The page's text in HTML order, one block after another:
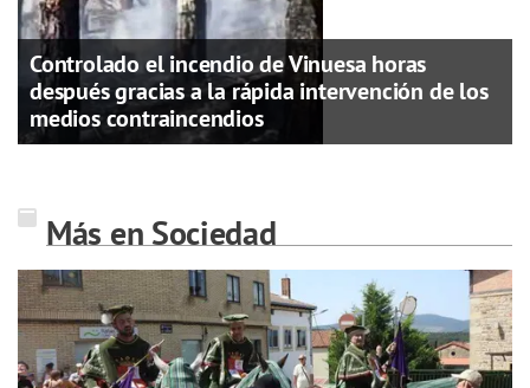
Controlado el incendio de Vinuesa horas
después gracias a la rápida intervención de los
medios contraincendios
Más en Sociedad